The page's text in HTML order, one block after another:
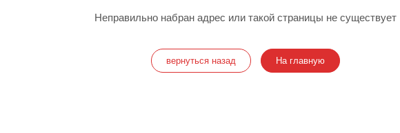
Неправильно набран адрес или такой страницы не существует
вернуться назад На главную